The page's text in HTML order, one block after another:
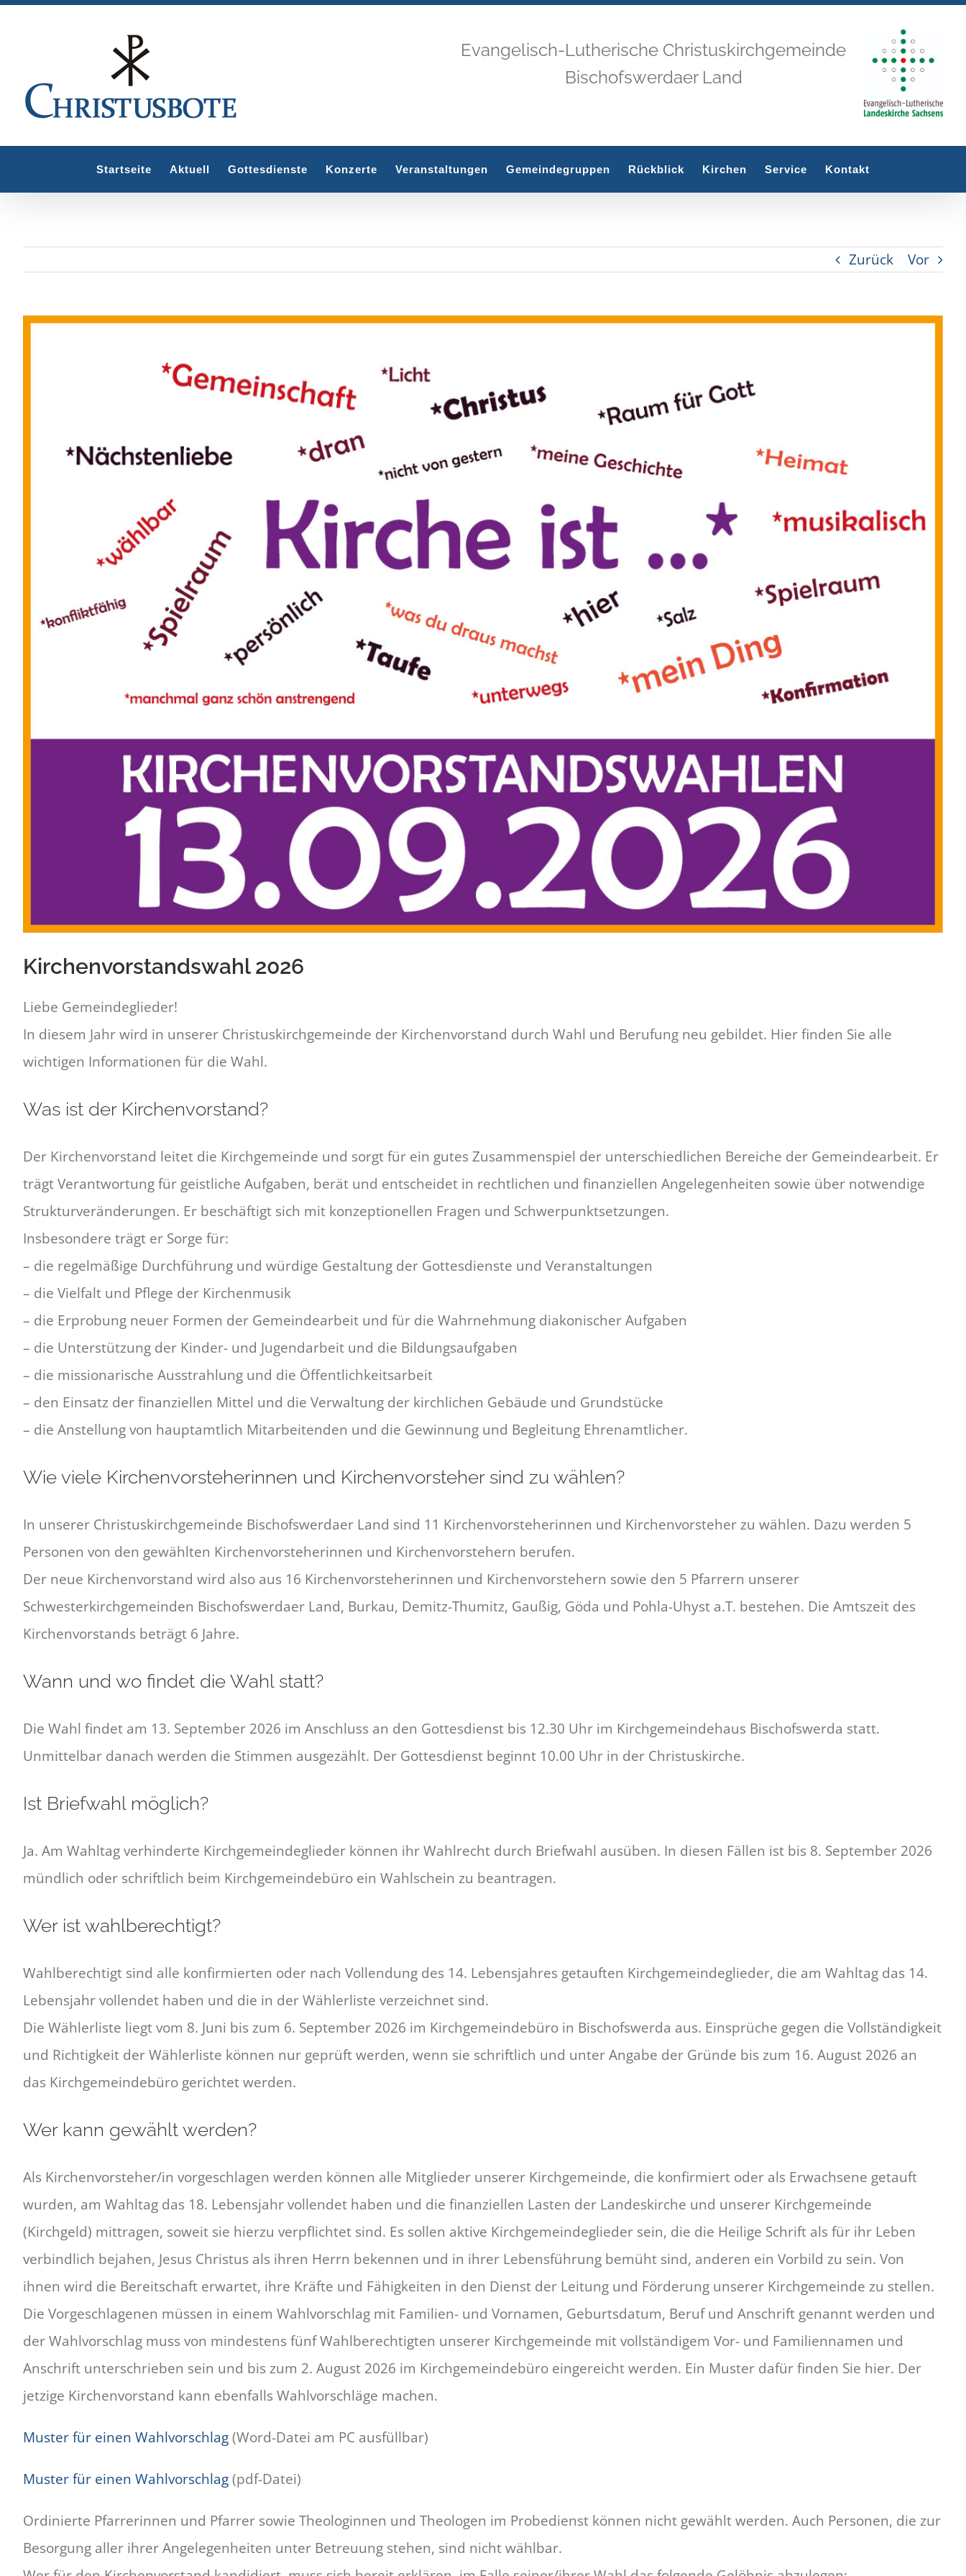
Evangelisch-Lutherische Christuskirchgemeinde
Bischofswerdaer Land
Startseite Aktuell Gottesdienste Konzerte Veranstaltungen Gemeindegruppen Rückblick Kirchen Service Kontakt
Zurück Vor
Zeige
Kirchenvorstandswahl 2026
Liebe Gemeindeglieder!
In diesem Jahr wird in unserer Christuskirchgemeinde der Kirchenvorstand durch Wahl und Berufung neu gebildet. Hier finden Sie alle
wichtigen Informationen für die Wahl.
Was ist der Kirchenvorstand?
Der Kirchenvorstand leitet die Kirchgemeinde und sorgt für ein gutes Zusammenspiel der unterschiedlichen Bereiche der Gemeindearbeit. Er
trägt Verantwortung für geistliche Aufgaben, berät und entscheidet in rechtlichen und finanziellen Angelegenheiten sowie über notwendige
Strukturveränderungen. Er beschäftigt sich mit konzeptionellen Fragen und Schwerpunktsetzungen.
Insbesondere trägt er Sorge für:
– die regelmäßige Durchführung und würdige Gestaltung der Gottesdienste und Veranstaltungen
– die Vielfalt und Pflege der Kirchenmusik
– die Erprobung neuer Formen der Gemeindearbeit und für die Wahrnehmung diakonischer Aufgaben
– die Unterstützung der Kinder- und Jugendarbeit und die Bildungsaufgaben
– die missionarische Ausstrahlung und die Öffentlichkeitsarbeit
– den Einsatz der finanziellen Mittel und die Verwaltung der kirchlichen Gebäude und Grundstücke
– die Anstellung von hauptamtlich Mitarbeitenden und die Gewinnung und Begleitung Ehrenamtlicher.
Wie viele Kirchenvorsteherinnen und Kirchenvorsteher sind zu wählen?
In unserer Christuskirchgemeinde Bischofswerdaer Land sind 11 Kirchenvorsteherinnen und Kirchenvorsteher zu wählen. Dazu werden 5
Personen von den gewählten Kirchenvorsteherinnen und Kirchenvorstehern berufen.
Der neue Kirchenvorstand wird also aus 16 Kirchenvorsteherinnen und Kirchenvorstehern sowie den 5 Pfarrern unserer
Schwesterkirchgemeinden Bischofswerdaer Land, Burkau, Demitz-Thumitz, Gaußig, Göda und Pohla-Uhyst a.T. bestehen. Die Amtszeit des
Kirchenvorstands beträgt 6 Jahre.
Wann und wo findet die Wahl statt?
Die Wahl findet am 13. September 2026 im Anschluss an den Gottesdienst bis 12.30 Uhr im Kirchgemeindehaus Bischofswerda statt.
Unmittelbar danach werden die Stimmen ausgezählt. Der Gottesdienst beginnt 10.00 Uhr in der Christuskirche.
Ist Briefwahl möglich?
Ja. Am Wahltag verhinderte Kirchgemeindeglieder können ihr Wahlrecht durch Briefwahl ausüben. In diesen Fällen ist bis 8. September 2026
mündlich oder schriftlich beim Kirchgemeindebüro ein Wahlschein zu beantragen.
Wer ist wahlberechtigt?
Wahlberechtigt sind alle konfirmierten oder nach Vollendung des 14. Lebensjahres getauften Kirchgemeindeglieder, die am Wahltag das 14.
Lebensjahr vollendet haben und die in der Wählerliste verzeichnet sind.
Die Wählerliste liegt vom 8. Juni bis zum 6. September 2026 im Kirchgemeindebüro in Bischofswerda aus. Einsprüche gegen die Vollständigkeit
und Richtigkeit der Wählerliste können nur geprüft werden, wenn sie schriftlich und unter Angabe der Gründe bis zum 16. August 2026 an
das Kirchgemeindebüro gerichtet werden.
Wer kann gewählt werden?
Als Kirchenvorsteher/in vorgeschlagen werden können alle Mitglieder unserer Kirchgemeinde, die konfirmiert oder als Erwachsene getauft
wurden, am Wahltag das 18. Lebensjahr vollendet haben und die finanziellen Lasten der Landeskirche und unserer Kirchgemeinde
(Kirchgeld) mittragen, soweit sie hierzu verpflichtet sind. Es sollen aktive Kirchgemeindeglieder sein, die die Heilige Schrift als für ihr Leben
verbindlich bejahen, Jesus Christus als ihren Herrn bekennen und in ihrer Lebensführung bemüht sind, anderen ein Vorbild zu sein. Von
ihnen wird die Bereitschaft erwartet, ihre Kräfte und Fähigkeiten in den Dienst der Leitung und Förderung unserer Kirchgemeinde zu stellen.
Die Vorgeschlagenen müssen in einem Wahlvorschlag mit Familien- und Vornamen, Geburtsdatum, Beruf und Anschrift genannt werden und
der Wahlvorschlag muss von mindestens fünf Wahlberechtigten unserer Kirchgemeinde mit vollständigem Vor- und Familiennamen und
Anschrift unterschrieben sein und bis zum 2. August 2026 im Kirchgemeindebüro eingereicht werden. Ein Muster dafür finden Sie hier. Der
jetzige Kirchenvorstand kann ebenfalls Wahlvorschläge machen.
Muster für einen Wahlvorschlag(Word-Datei am PC ausfüllbar)
Muster für einen Wahlvorschlag(pdf-Datei)
Ordinierte Pfarrerinnen und Pfarrer sowie Theologinnen und Theologen im Probedienst können nicht gewählt werden. Auch Personen, die zur
Besorgung aller ihrer Angelegenheiten unter Betreuung stehen, sind nicht wählbar.